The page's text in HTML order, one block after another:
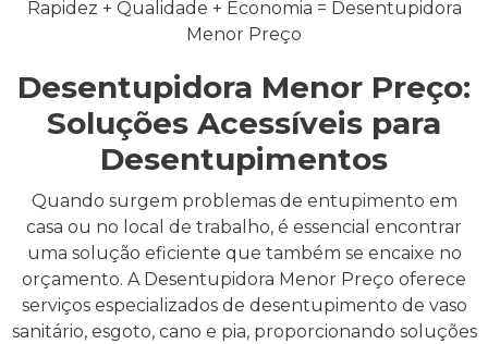
Rapidez + Qualidade + Economia = Desentupidora
Menor Preço
Desentupidora Menor Preço:
Soluções Acessíveis para
Desentupimentos
Quando surgem problemas de entupimento em
casa ou no local de trabalho, é essencial encontrar
uma solução eficiente que também se encaixe no
orçamento. A Desentupidora Menor Preço oferece
serviços especializados de desentupimento de vaso
sanitário, esgoto, cano e pia, proporcionando soluções